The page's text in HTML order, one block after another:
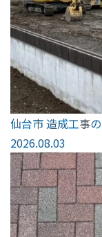
仙台市 造成工事
2026.08.03